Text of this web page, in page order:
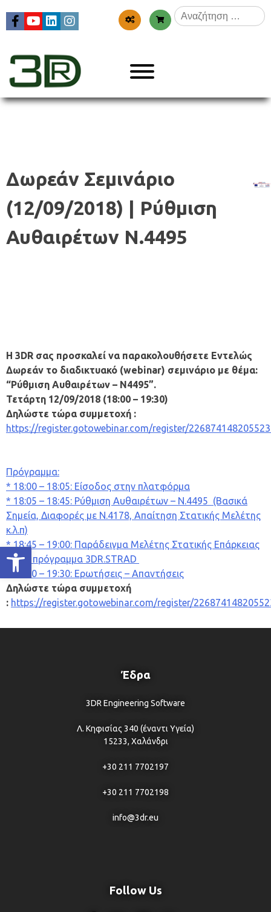
Ανοίξτε τη γραμμή εργαλείων
Αναζήτηση
για:
3dr
Δωρεάν Σεμινάριο
(12/09/2018) | Ρύθμιση
Αυθαιρέτων Ν.4495
Η 3DR σας προσκαλεί να παρακολουθήσετε Εντελώς
Δωρεάν το διαδικτυακό (webinar) σεμινάριο με θέμα:
“Ρύθμιση Αυθαιρέτων – Ν4495”.
Τετάρτη 12/09/2018 (18:00 – 19:30)
Δηλώστε τώρα συμμετοχή :
https://register.gotowebinar.com/register/
Πρόγραμμα:
* 18:00 – 18:05: Είσοδος στην πλατφόρμα
* 18:05 – 18:45: Ρύθμιση Αυθαιρέτων – Ν.4495 (Βασικά
Σημεία, Διαφορές με Ν.4178, Απαίτηση Στατικής Μελέτης
κ.λ.π)
* 18:45 – 19:00: Παράδειγμα Μελέτης Στατικής Επάρκειας
με το πρόγραμμα 3DR.STRAD
* 19:00 – 19:30: Ερωτήσεις – Απαντήσεις
Δηλώστε τώρα συμμετοχή
: https://register.gotowebinar.com/register/
Έδρα
3DR Engineering Software
Λ. Κηφισίας 340 (έναντι Υγεία)
15233, Χαλάνδρι
+30 211 7702197
+30 211 7702198
info@3dr.eu
Follow Us